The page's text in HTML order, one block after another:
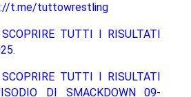
t.me/tuttowrestling
TUTTI I RISULTATI
TUTTI I RISULTATI
DI SMACKDOWN 09-